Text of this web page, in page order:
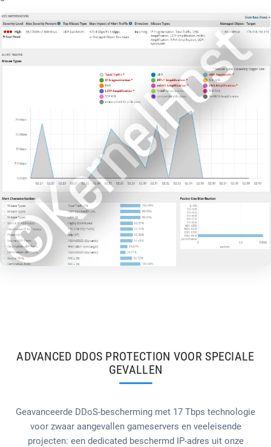
ADVANCED DDOS PROTECTION VOOR SPECIALE
GEVALLEN
Geavanceerde DDoS-bescherming met 17 Tbps technologie
voor zwaar aangevallen gameservers en veeleisende
projecten: een dedicated beschermd IP-adres uit onze